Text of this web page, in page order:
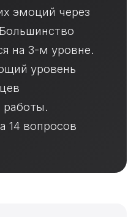
эмоций через
на 3-м уровне.
уровень
работы.
14 вопросов